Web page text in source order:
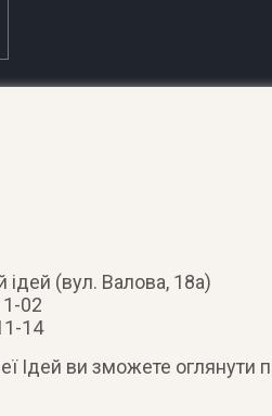
ідей (вул. Валова, 18а)
02
14
Ідей ви зможете оглянути